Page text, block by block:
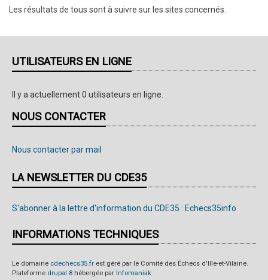
Les résultats de tous sont à suivre sur les sites concernés.
UTILISATEURS EN LIGNE
Il y a actuellement 0 utilisateurs en ligne.
NOUS CONTACTER
Nous contacter par mail
LA NEWSLETTER DU CDE35
S'abonner à la lettre d'information du CDE35 : Echecs35info
INFORMATIONS TECHNIQUES
Le domaine cdechecs35.fr est géré par le Comité des Échecs d'Ille-et-Vilaine.
Plateforme drupal 8 hébergée par Infomaniak